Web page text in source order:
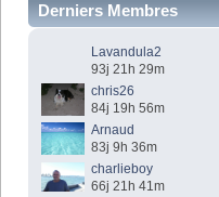
Derniers Membres
Lavandula2
93j 21h 29m
chris26
84j 19h 56m
Arnaud
83j 9h 36m
charlieboy
66j 21h 41m